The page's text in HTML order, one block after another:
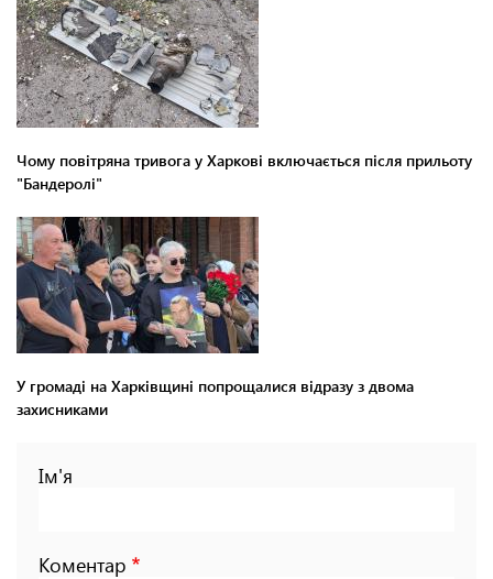
Чому повітряна тривога у Харкові включається після прильоту
"Бандеролі"
У громаді на Харківщині попрощалися відразу з двома
захисниками
Ім'я
Коментар